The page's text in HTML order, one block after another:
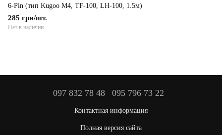
6-Pin (тип Kugoo M4, TF-100, LH-100, 1.5м)
285 грн/шт.
Нет в наличии
097 832 78 48 095 796 73 22
Контактная информация
Полная версия сайта